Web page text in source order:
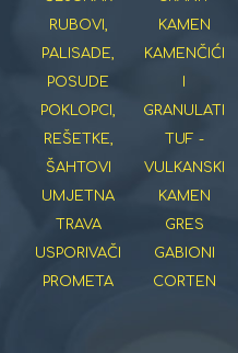
RUBOVI,
PALISADE,
POSUDE
POKLOPCI,
REŠETKE,
ŠAHTOVI
UMJETNA
TRAVA
USPORIVAČI
PROMETA
KAMEN
KAMENČIĆI
I
GRANULATI
TUF -
VULKANSKI
KAMEN
GRES
GABIONI
CORTEN